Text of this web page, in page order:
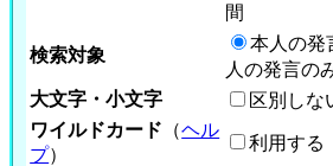
間
検索対象
本人の発
人の発言の
大文字・小文字
区別しな
ワイルドカード （ヘル
プ）
利用する